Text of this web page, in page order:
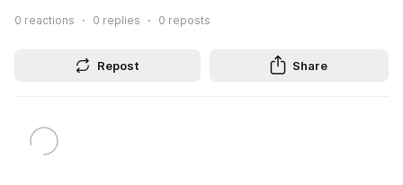
0 reactions 0 replies 0 reposts
Repost Share